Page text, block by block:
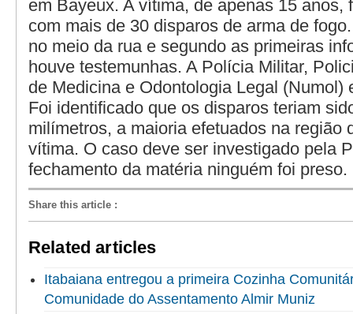
em Bayeux. A vítima, de apenas 15 anos,
com mais de 30 disparos de arma de
no meio da rua e segundo as primeiras
houve testemunhas. A Polícia Militar,
de Medicina e Odontologia Legal (Numol)
Foi identificado que os disparos teriam
milímetros, a maioria efetuados na região
vítima. O caso deve ser investigado pela
fechamento da matéria ninguém foi preso.
Share this article :
Related articles
Itabaiana entregou a primeira Cozinha
Comunidade do Assentamento Almir Muniz